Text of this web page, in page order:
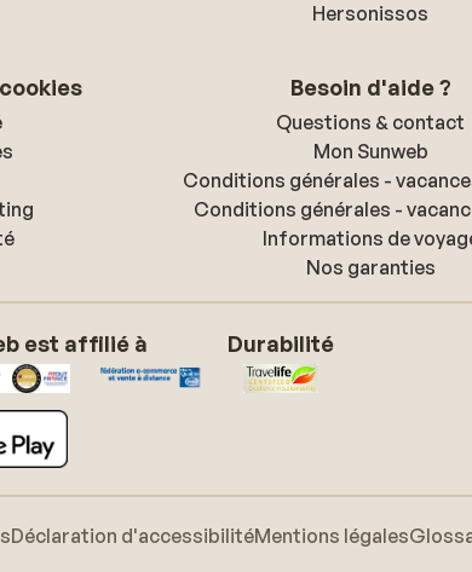
Hersonissos
Besoin d'aide ?
Questions & contact
Mon Sunweb
Conditions générales -
Conditions générales -
Informations de
Nos garanties
est affilié à Durabilité
Déclaration d'accessibilitéMentions légales